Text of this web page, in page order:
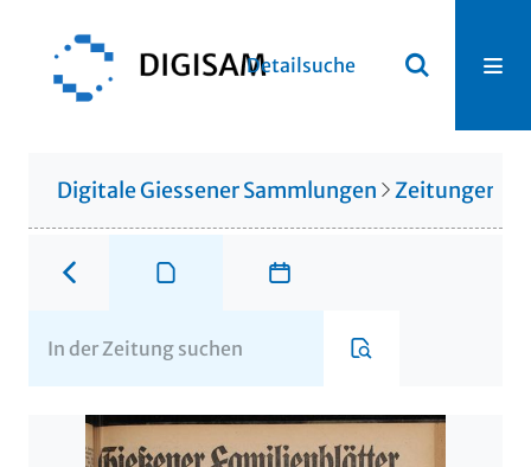
Detailsuche
Digitale Giessener Sammlungen Zeitungen